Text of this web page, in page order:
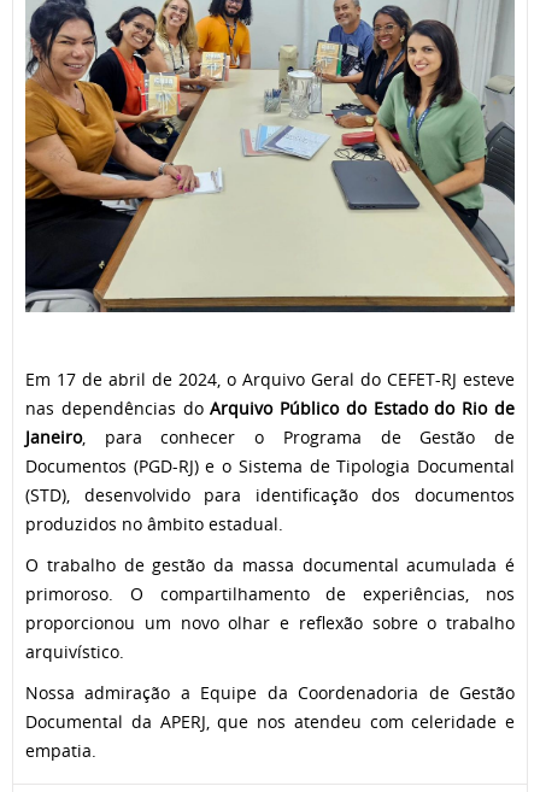
Em 17 de abril de 2024, o Arquivo Geral do CEFET-RJ esteve
nas dependências doArquivo Público do Estado do Rio de
Janeiro, para conhecer o Programa de Gestão de
Documentos (PGD-RJ) e o Sistema de Tipologia Documental
(STD), desenvolvido para identificação dos documentos
produzidos no âmbito estadual.
O trabalho de gestão da massa documental acumulada é
primoroso. O compartilhamento de experiências, nos
proporcionou um novo olhar e reflexão sobre o trabalho
arquivístico.
Nossa admiração a Equipe da Coordenadoria de Gestão
Documental da APERJ, que nos atendeu com celeridade e
empatia.